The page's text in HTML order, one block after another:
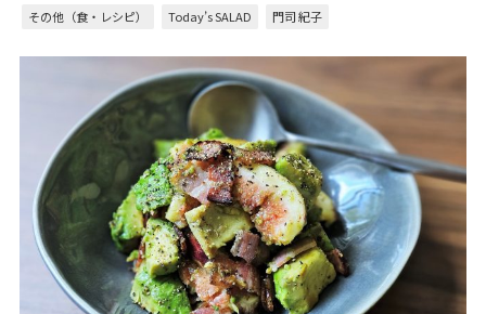
その他（食・レシピ） Today’s SALAD 門司 紀子